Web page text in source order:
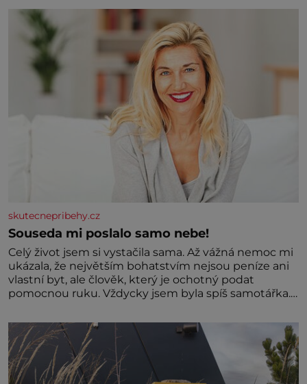
procházel uličkami lotyšské Rigy? Casanova v Pobaltí
kontaktoval tamní zednářské lóže. Nebyl v této
oblasti žádným nováčkem, protože do zednářské
skutecnepribehy.cz
Souseda mi poslalo samo nebe!
Celý život jsem si vystačila sama. Až vážná nemoc mi
ukázala, že největším bohatstvím nejsou peníze ani
vlastní byt, ale člověk, který je ochotný podat
pomocnou ruku. Vždycky jsem byla spíš samotářka.
ani partnera. Stačily mi knihy, práce a hlavně klid.
Hned po studiích jsem odešla z rodného města,